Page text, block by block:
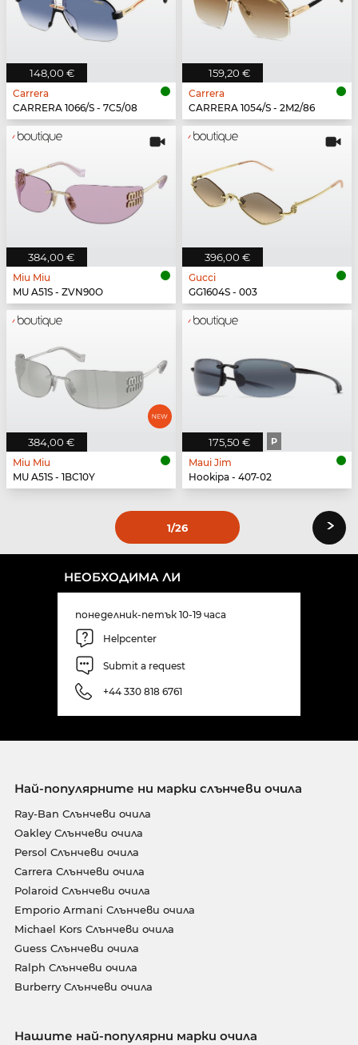
148,00 €
Carrera
CARRERA 1066/S - 7C5/08
159,20 €
Carrera
CARRERA 1054/S - 2M2/86
384,00 €
Miu Miu
MU A51S - ZVN90O
396,00 €
Gucci
GG1604S - 003
384,00 €
Miu Miu
MU A51S - 1BC10Y
175,50 € P
Maui Jim
Hookipa - 407-02
1/26 ›
НЕОБХОДИМА ЛИ
понеделник-петък 10-19 часа
Helpcenter
Submit a request
+44 330 818 6761
Най-популярните ни марки слънчеви очила
Ray-Ban Слънчеви очила
Oakley Слънчеви очила
Persol Слънчеви очила
Carrera Слънчеви очила
Polaroid Слънчеви очила
Emporio Armani Слънчеви очила
Michael Kors Слънчеви очила
Guess Слънчеви очила
Ralph Слънчеви очила
Burberry Слънчеви очила
Нашите най-популярни марки очила